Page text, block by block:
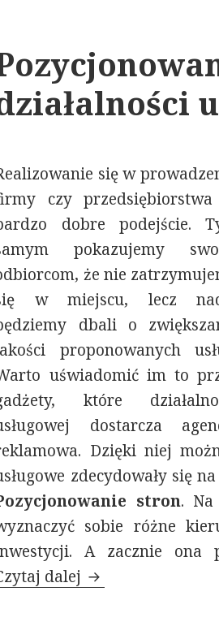
się w
czy
dobre podejście.
pokazujemy
że nie
w miejscu, lecz
dbali o
proponowanych
uświadomić im to
które
dostarcza
Dzięki niej
zdecydowały się
stron. Na
sobie różne
A zacznie ona
dalej Pozycjonowanie